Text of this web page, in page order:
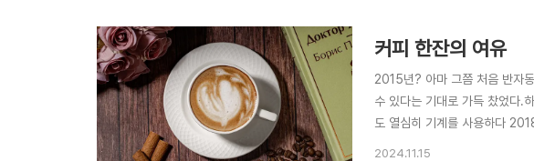
커피 한잔의 여유
2015년? 아마 그쯤 처음 반자
수 있다는 기대로 가득 찼었다.
도 열심히 기계를 사용하다
2024.11.15